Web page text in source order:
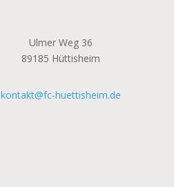
Ulmer Weg 36
89185 Hüttisheim
kontakt@fc-huettisheim.de